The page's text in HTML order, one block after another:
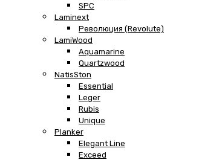
SPC
Laminext
Революция (Revolute)
LamiWood
Aquamarine
Quartzwood
NatisSton
Essential
Leger
Rubis
Unique
Planker
Elegant Line
Exceed